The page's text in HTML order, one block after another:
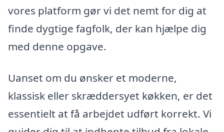
vores platform gør vi det nemt for dig at
finde dygtige fagfolk, der kan hjælpe dig
med denne opgave.
Uanset om du ønsker et moderne,
klassisk eller skræddersyet køkken, er det
essentielt at få arbejdet udført korrekt. Vi